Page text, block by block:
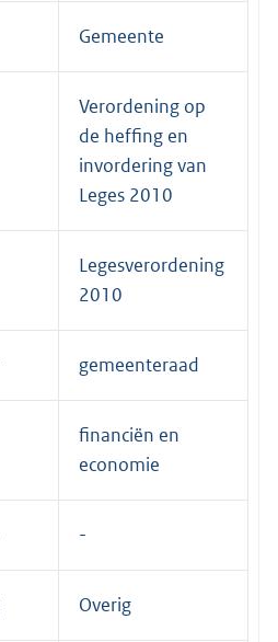
Gemeente
Verordening op
de heffing en
invordering van
Leges 2010
Legesverordening
2010
gemeenteraad
financiën en
economie
Overig